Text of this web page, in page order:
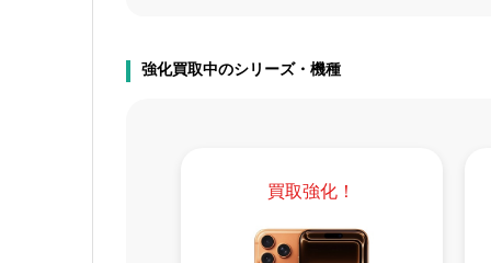
強化買取中のシリーズ・機種
買取強化！